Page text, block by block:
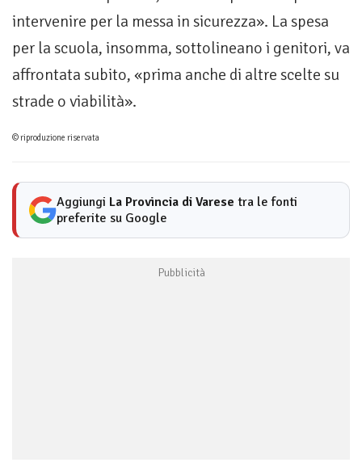
intervenire per la messa in sicurezza». La spesa
per la scuola, insomma, sottolineano i genitori, va
affrontata subito, «prima anche di altre scelte su
strade o viabilità».
© riproduzione riservata
Aggiungi La Provincia di Varese tra le fonti
preferite su Google